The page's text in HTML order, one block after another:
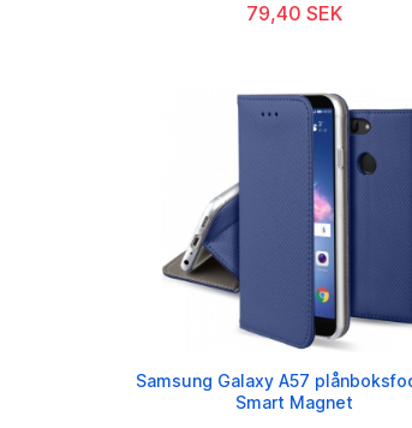
79,40 SEK
Samsung Galaxy A57
Smart Magnet